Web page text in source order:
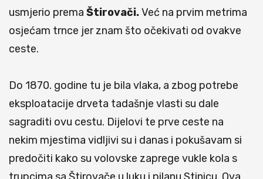
usmjerio prema Štirovači.Već na prvim metrima
osjećam trnce jer znam što očekivati od ovakve
ceste.
Do 1870. godine tu je bila vlaka, a zbog potrebe
eksploatacije drveta tadašnje vlasti su dale
sagraditi ovu cestu. Dijelovi te prve ceste na
nekim mjestima vidljivi su i danas i pokušavam si
predočiti kako su volovske zaprege vukle kola s